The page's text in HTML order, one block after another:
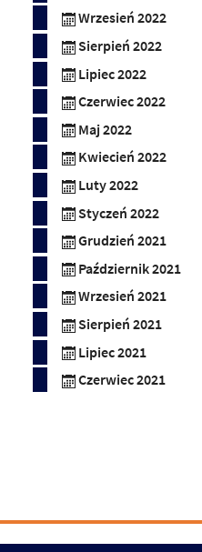
Wrzesień 2022
Sierpień 2022
Lipiec 2022
Czerwiec 2022
Maj 2022
Kwiecień 2022
Luty 2022
Styczeń 2022
Grudzień 2021
Październik 2021
Wrzesień 2021
Sierpień 2021
Lipiec 2021
Czerwiec 2021